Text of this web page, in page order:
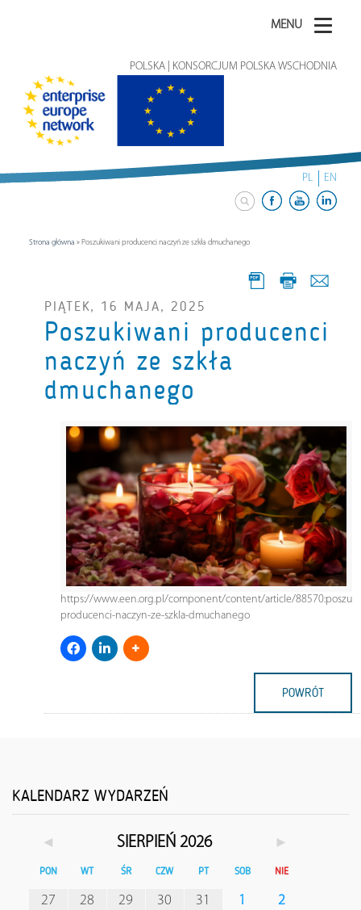
MENU
POLSKA | KONSORCJUM POLSKA WSCHODNIA
PL EN
Strona główna » Poszukiwani producenci naczyń ze szkła dmuchanego
PIĄTEK, 16 MAJA, 2025
Poszukiwani producenci
naczyń ze szkła
dmuchanego
https://www.een.org.pl/component/content/article/
producenci-naczyn-ze-szkla-dmuchanego
POWRÓT
KALENDARZ WYDARZEŃ
◄ SIERPIEŃ 2026 ►
PON WT ŚR CZW PT SOB NIE
27 28 29 30 31 1
2